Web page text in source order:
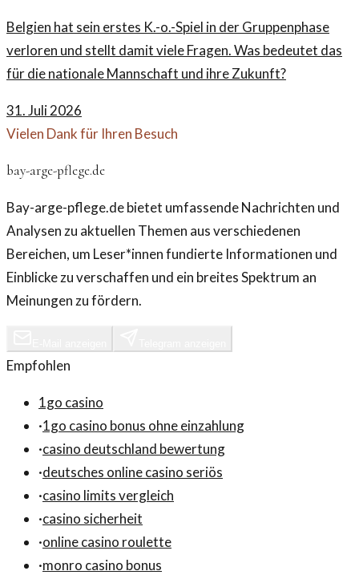
Belgien hat sein erstes K.-o.-Spiel in der Gruppenphase
verloren und stellt damit viele Fragen. Was bedeutet das
für die nationale Mannschaft und ihre Zukunft?
31. Juli 2026
Vielen Dank für Ihren Besuch
bay-arge-pflege.de
Bay-arge-pflege.de bietet umfassende Nachrichten und
Analysen zu aktuellen Themen aus verschiedenen
Bereichen, um Leser*innen fundierte Informationen und
Einblicke zu verschaffen und ein breites Spektrum an
Meinungen zu fördern.
Empfohlen
1go casino
·1go casino bonus ohne einzahlung
·casino deutschland bewertung
·deutsches online casino seriös
·casino limits vergleich
·casino sicherheit
·online casino roulette
·monro casino bonus